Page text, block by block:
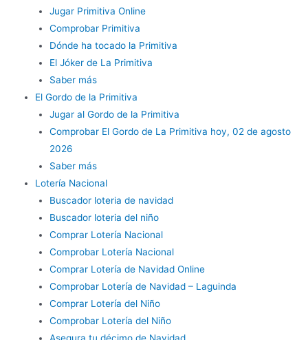
Jugar Primitiva Online
Comprobar Primitiva
Dónde ha tocado la Primitiva
El Jóker de La Primitiva
Saber más
El Gordo de la Primitiva
Jugar al Gordo de la Primitiva
Comprobar El Gordo de La Primitiva hoy, 02 de agosto
2026
Saber más
Lotería Nacional
Buscador loteria de navidad
Buscador loteria del niño
Comprar Lotería Nacional
Comprobar Lotería Nacional
Comprar Lotería de Navidad Online
Comprobar Lotería de Navidad – Laguinda
Comprar Lotería del Niño
Comprobar Lotería del Niño
Asegura tu décimo de Navidad